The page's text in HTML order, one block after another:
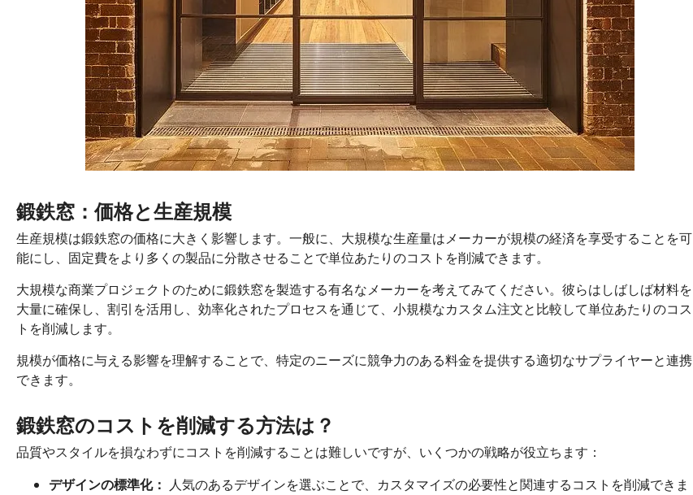
鍛鉄窓：価格と生産規模
生産規模は鍛鉄窓の価格に大きく影響します。一般に、大規模な生産量はメーカーが規模の経済を享受することを可
能にし、固定費をより多くの製品に分散させることで単位あたりのコストを削減できます。
大規模な商業プロジェクトのために鍛鉄窓を製造する有名なメーカーを考えてみてください。彼らはしばしば材料を
大量に確保し、割引を活用し、効率化されたプロセスを通じて、小規模なカスタム注文と比較して単位あたりのコス
トを削減します。
規模が価格に与える影響を理解することで、特定のニーズに競争力のある料金を提供する適切なサプライヤーと連携
できます。
鍛鉄窓のコストを削減する方法は？
品質やスタイルを損なわずにコストを削減することは難しいですが、いくつかの戦略が役立ちます：
デザインの標準化：
人気のあるデザインを選ぶことで、カスタマイズの必要性と関連するコストを削減できま